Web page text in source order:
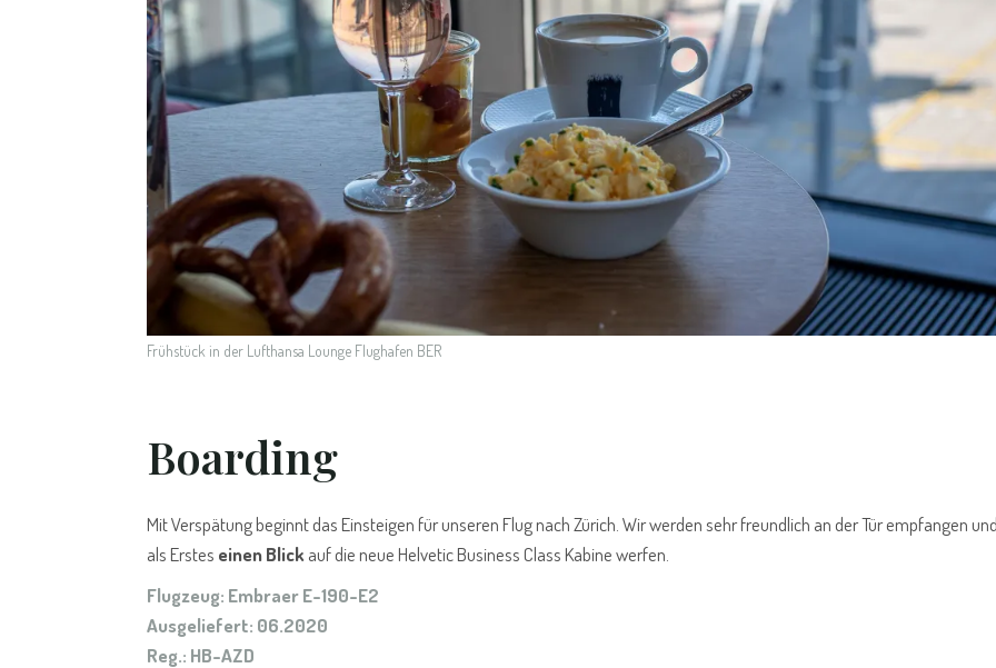
Frühstück in der Lufthansa Lounge Flughafen BER
Boarding
Mit Verspätung beginnt das Einsteigen für unseren Flug nach Zürich. Wir werden sehr freundlich an der Tür empfangen
als Erstes einen Blickauf die neue Helvetic Business Class Kabine werfen.
Flugzeug: Embraer E-190-E2
Ausgeliefert: 06.2020
Reg.: HB-AZD